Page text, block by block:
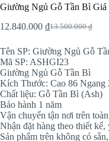
Giường Ngủ Gỗ Tần Bì Giá
13.500.000₫
Original
was:
13.500.000 ₫.
12.840.000 ₫
Current
is:
12.840.000 ₫.
Tên SP: Giường Ngủ Gỗ
Mã SP: ASHGI23
Giường Ngủ Gỗ Tần Bì
Kích Thước: Cao 86 Ngang
Chất liệu: Gỗ Tần Bì (Ash)
Bảo hành 1 năm
Vận chuyển tận nơi trên
Nhận đặt hàng theo thiết kế,
Sản phẩm trên không có